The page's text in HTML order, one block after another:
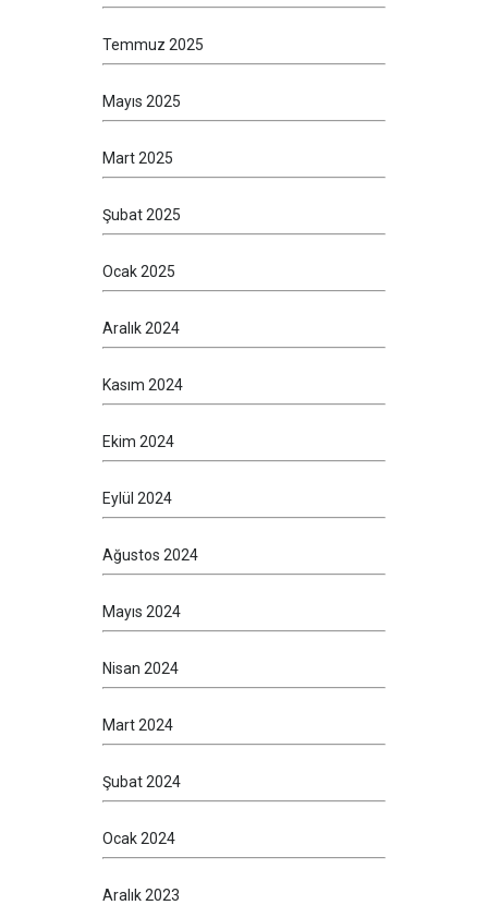
Temmuz 2025
Mayıs 2025
Mart 2025
Şubat 2025
Ocak 2025
Aralık 2024
Kasım 2024
Ekim 2024
Eylül 2024
Ağustos 2024
Mayıs 2024
Nisan 2024
Mart 2024
Şubat 2024
Ocak 2024
Aralık 2023